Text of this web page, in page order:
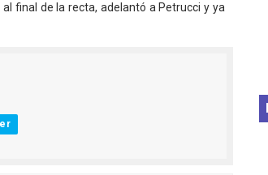
final de la recta, adelantó a Petrucci y ya